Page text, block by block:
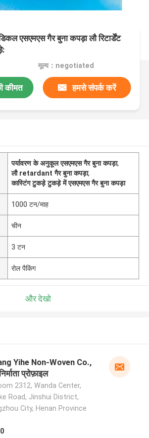
एसएमएस गैर बुना कपड़ा लौ रिटार्डेंट
मूल्य：negotiated
कीमत हमसे संपर्क करें
पर्यावरण के अनुकूल एसएमएस गैर बुना कपड़ा,
लौ retardant गैर बुना कपड़ा,
कास्टिंग टुकड़े टुकड़े में एसएमएस गैर बुना कपड़ा
1000 टन/माह
चीन
3 टन
रोल पैकिंग
और देखो
Yihe Non-Woven Co.,
प्रोफ़ाइल
2312, Wanda Center,
Road, Jinshui District,
City, Henan Province